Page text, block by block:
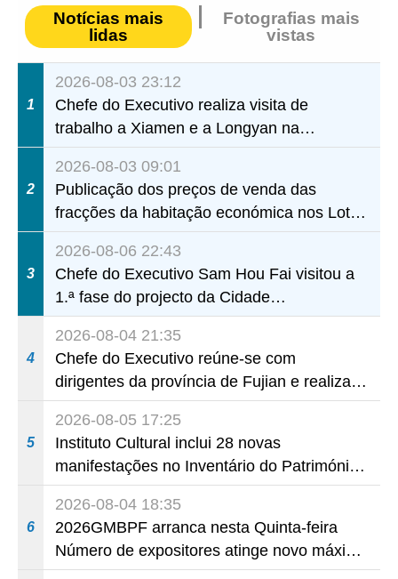
Notícias mais
lidas
Fotografias mais
vistas
1
2026-08-03 23:12
Chefe do Executivo realiza visita de
trabalho a Xiamen e a Longyan na
província de Fujian
2
2026-08-03 09:01
Publicação dos preços de venda das
fracções da habitação económica nos Lotes
A1 a A4 e A12 da Zona A dos Novos
Aterros
3
2026-08-06 22:43
Chefe do Executivo Sam Hou Fai visitou a
1.ª fase do projecto da Cidade
(Universitária) de Educação Internacional
de Macau e Hengqin
4
2026-08-04 21:35
Chefe do Executivo reúne-se com
dirigentes da província de Fujian e realiza
visita de trabalho em Fuzhou
5
2026-08-05 17:25
Instituto Cultural inclui 28 novas
manifestações no Inventário do Património
Cultural Intangível
6
2026-08-04 18:35
2026GMBPF arranca nesta Quinta-feira
Número de expositores atinge novo máximo
em 18 anos